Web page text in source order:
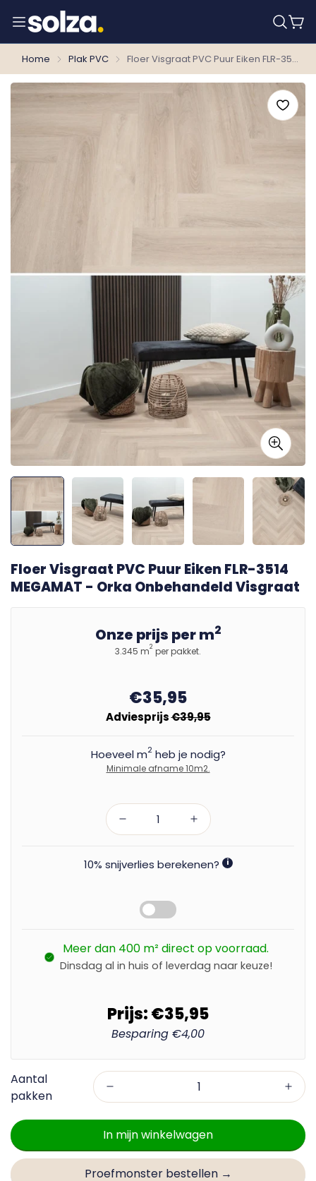
Home Plak PVC Floer Visgraat PVC Puur Eiken FLR-3514 MEGAMAT - Orka Onbehandeld Visgraat
Floer Visgraat PVC Puur Eiken FLR-3514
MEGAMAT - Orka Onbehandeld Visgraat
Onze prijs per m2
3.345 m2 per pakket.
€35,95
Adviesprijs€39,95
Hoeveel m2heb je nodig?
Minimale afname 10m2.
10% snijverlies berekenen? i
Meer dan 400 m² direct op voorraad.
Dinsdag al in huis of leverdag naar keuze!
Prijs:€35,95
Besparing €4,00
In mijn winkelwagen
Proefmonster bestellen →